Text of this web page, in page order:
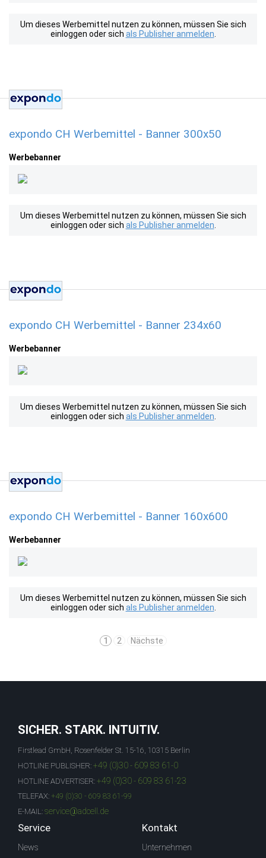
Um dieses Werbemittel nutzen zu können, müssen Sie sich
einloggen oder sich als Publisher anmelden
expondo CH Werbemittel - Banner 300x50
Werbebanner
Um dieses Werbemittel nutzen zu können, müssen Sie sich
einloggen oder sich als Publisher anmelden
expondo CH Werbemittel - Banner 234x60
Werbebanner
Um dieses Werbemittel nutzen zu können, müssen Sie sich
einloggen oder sich als Publisher anmelden
expondo CH Werbemittel - Banner 160x600
Werbebanner
Um dieses Werbemittel nutzen zu können, müssen Sie sich
einloggen oder sich als Publisher anmelden
1 2 Nächste
SICHER. STARK. INTUITIV.
Firstlead GmbH, Rosenfelder St. 15-16, 10315 Berlin
HOTLINE PUBLISHER: +49 (0)30 - 609 83 61-0
HOTLINE ADVERTISER: +49 (0)30 - 609 83 61-23
TELEFAX: +49 (0)30 - 609 83 61-99
E-MAIL: service@adcell.de
Service
News
Kontakt
Unternehmen